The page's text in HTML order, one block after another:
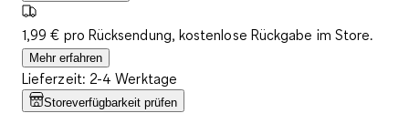
1,99 € pro Rücksendung, kostenlose Rückgabe im Store.
Mehr erfahren
Lieferzeit: 2-4 Werktage
Storeverfügbarkeit prüfen